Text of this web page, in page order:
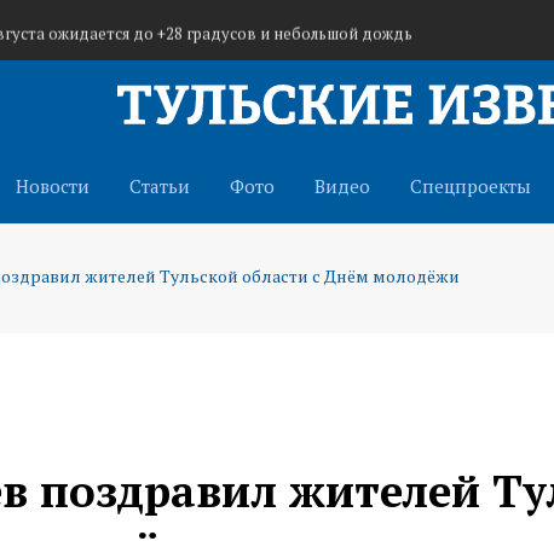
ожидается до +28 градусов и небольшой дождь
репродукции в Туле: Самая главная награда — добрые слова
Новости Статьи Фото Видео Спецпроекты
жителей Тульской области с Днём молодёжи
жителей